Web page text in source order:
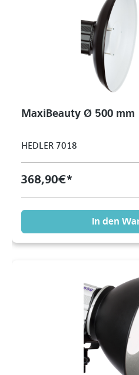
MaxiBeauty Ø 500 mm
HEDLER 7018
368,90 €*
In den